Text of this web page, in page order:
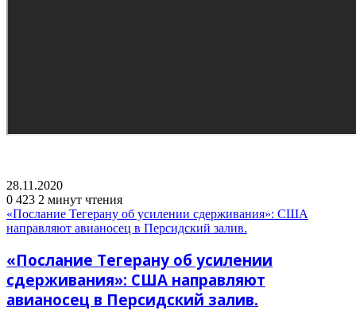
28.11.2020
0 423 2 минут чтения
«Послание Тегерану об усилении сдерживания»: США
направляют авианосец в Персидский залив.
«Послание Тегерану об усилении
сдерживания»: США направляют
авианосец в Персидский залив.